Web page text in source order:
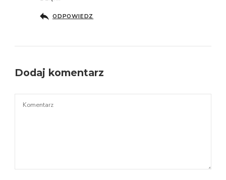
ODPOWIEDZ
Dodaj komentarz